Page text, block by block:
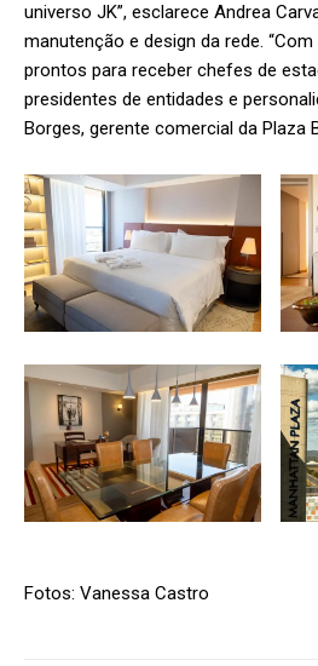
universo JK”, esclarece Andrea
manutenção e design da rede.
prontos para receber chefes de
presidentes de entidades e
Borges, gerente comercial da Plaza
Fotos: Vanessa Castro